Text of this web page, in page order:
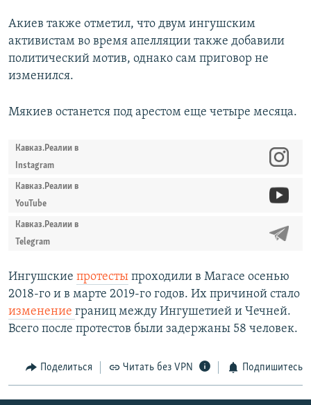
Акиев также отметил, что двум ингушским
активистам во время апелляции также добавили
политический мотив, однако сам приговор не
изменился.
Мякиев останется под арестом еще четыре месяца.
Кавказ.Реалии в
Instagram
Кавказ.Реалии в
YouTube
Кавказ.Реалии в
Telegram
Ингушские протесты проходили в Магасе осенью
2018-го и в марте 2019-го годов. Их причиной стало
изменение границ между Ингушетией и Чечней.
Всего после протестов были задержаны 58 человек.
Поделиться Читать без VPN Подпишитесь